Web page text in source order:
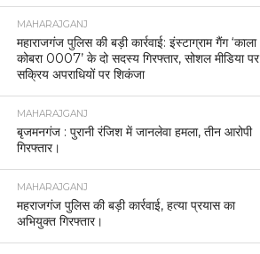
MAHARAJGANJ
महाराजगंज पुलिस की बड़ी कार्रवाई: इंस्टाग्राम गैंग ‘काला
कोबरा 0007’ के दो सदस्य गिरफ्तार, सोशल मीडिया पर
सक्रिय अपराधियों पर शिकंजा
MAHARAJGANJ
बृजमनगंज : पुरानी रंजिश में जानलेवा हमला, तीन आरोपी
गिरफ्तार।
MAHARAJGANJ
महराजगंज पुलिस की बड़ी कार्रवाई, हत्या प्रयास का
अभियुक्त गिरफ्तार।